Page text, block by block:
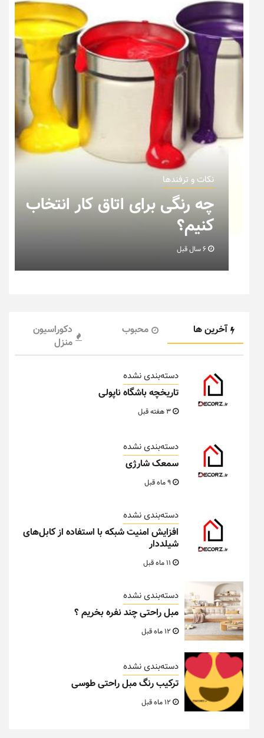
انتخاب
نکات و ترفندها
نکاتی که باید به هنگام
خانه عروس بدانیم +
آخرین ها محبوب
دکوراسیون
منزل
دسته‌بندی نشده
تاریخچه باشگاه ناپولی
دسته‌بندی نشده
سمعک شارژی
دسته‌بندی نشده
افزایش امنیت شبکه با استفاده از کابل‌های
شیلددار
دسته‌بندی نشده
مبل راحتی چند نفره بخریم ؟
دسته‌بندی نشده
ترکیب رنگ مبل راحتی طوسی